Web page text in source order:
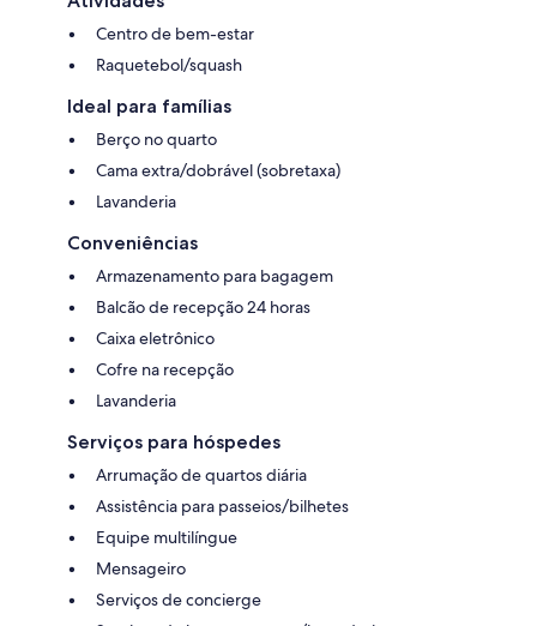
Centro de bem-estar
Raquetebol/squash
Ideal para famílias
Berço no quarto
Cama extra/dobrável (sobretaxa)
Lavanderia
Conveniências
Armazenamento para bagagem
Balcão de recepção 24 horas
Caixa eletrônico
Cofre na recepção
Lavanderia
Serviços para hóspedes
Arrumação de quartos diária
Assistência para passeios/bilhetes
Equipe multilíngue
Mensageiro
Serviços de concierge